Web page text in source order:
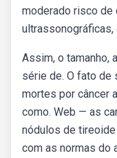
moderado risco de
Assim, o tamanho,
série de. O fato de
mortes por câncer
como. Web — as
nódulos de
com as normas do